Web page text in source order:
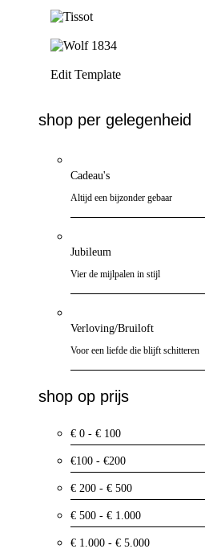
Edit Template
shop per gelegenheid
Cadeau's
Altijd een bijzonder gebaar
Jubileum
Vier de mijlpalen in stijl
Verloving/Bruiloft
Voor een liefde die blijft schitteren
shop op prijs
€ 0 - € 100
€100 - €200
€ 200 - € 500
€ 500 - € 1.000
€ 1.000 - € 5.000